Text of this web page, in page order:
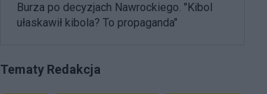
Burza po decyzjach Nawrockiego. "Kibol
ułaskawił kibola? To propaganda"
Tematy Redakcja